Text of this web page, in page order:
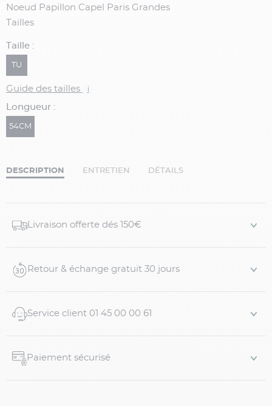
Noeud Papillon Capel Paris Grandes
Tailles
Taille :
TU
Guide des tailles i
Longueur :
54CM
DESCRIPTION ENTRETIEN DÉTAILS
Livraison offerte dés 150€
Retour & échange gratuit 30 jours
Service client 01 45 00 00 61
Paiement sécurisé